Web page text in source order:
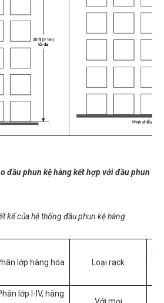
đầu phun kệ hàng kết hợp với đầu phun
kế của hệ thống đầu phun kệ hàng
lớp hàng hóa Loại rack
lớp I-IV, hàng